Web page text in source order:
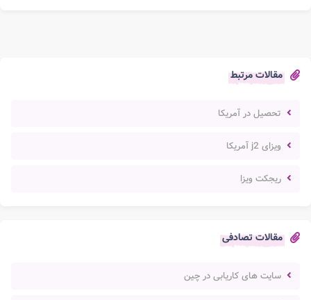
مقالات مرتبط
تحصیل در آمریکا
ویزای j2 آمریکا
ریجکت ویزا
مقالات تصادفی
سایت های کاریابی در چین